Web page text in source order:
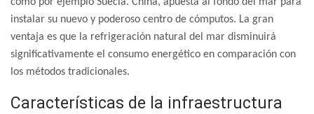
instalar su nuevo y poderoso centro de cómputos. La gran
ventaja es que la refrigeración natural del mar disminuirá
significativamente el consumo energético en comparación con
los métodos tradicionales.
Características de la infraestructura